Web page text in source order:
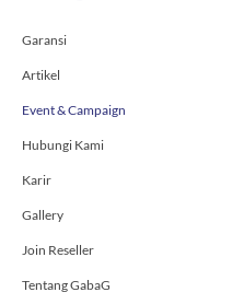
-
Garansi
Artikel
Event & Campaign
Hubungi Kami
Karir
Gallery
Join Reseller
Tentang GabaG